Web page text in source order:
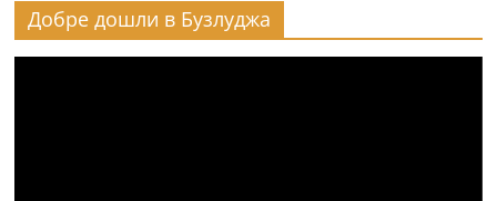
Добре дошли в Бузлуджа